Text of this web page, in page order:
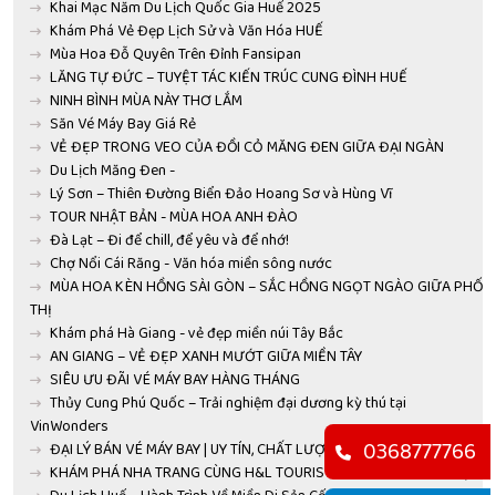
Khai Mạc Năm Du Lịch Quốc Gia Huế 2025
Khám Phá Vẻ Đẹp Lịch Sử và Văn Hóa HUẾ
Mùa Hoa Đỗ Quyên Trên Đỉnh Fansipan
LĂNG TỰ ĐỨC – TUYỆT TÁC KIẾN TRÚC CUNG ĐÌNH HUẾ
NINH BÌNH MÙA NÀY THƠ LẮM
Săn Vé Máy Bay Giá Rẻ
VẺ ĐẸP TRONG VEO CỦA ĐỒI CỎ MĂNG ĐEN GIỮA ĐẠI NGÀN
Du Lịch Măng Đen -
Lý Sơn – Thiên Đường Biển Đảo Hoang Sơ và Hùng Vĩ
TOUR NHẬT BẢN - MÙA HOA ANH ĐÀO
Đà Lạt – Đi để chill, để yêu và để nhớ!
Chợ Nổi Cái Răng - Văn hóa miền sông nước
MÙA HOA KÈN HỒNG SÀI GÒN – SẮC HỒNG NGỌT NGÀO GIỮA PHỐ
THỊ
Khám phá Hà Giang - vẻ đẹp miền núi Tây Bắc
AN GIANG – VẺ ĐẸP XANH MƯỚT GIỮA MIỀN TÂY
SIÊU ƯU ĐÃI VÉ MÁY BAY HÀNG THÁNG
Thủy Cung Phú Quốc – Trải nghiệm đại dương kỳ thú tại
VinWonders
ĐẠI LÝ BÁN VÉ MÁY BAY | UY TÍN, CHẤT LƯỢNG HÀNG ĐẦU
KHÁM PHÁ NHA TRANG CÙNG H&L TOURIST – BIỂN XANH VẪY GỌI!
0368777766